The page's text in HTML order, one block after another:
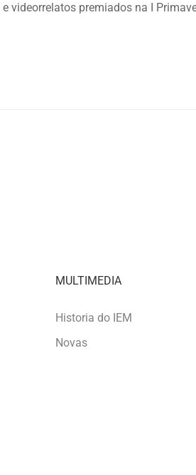
videorrelatos premiados na I
MULTIMEDIA
Historia do IEM
Novas